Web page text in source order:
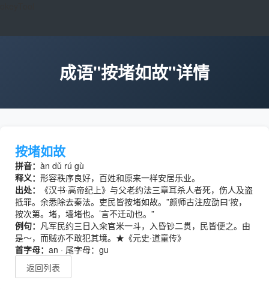
成语"按堵如故"详情
按堵如故
拼音： àn dǔ rú gù
释义： 形容秩序良好，百姓和原来一样安居乐业。
出处：
《汉书·高帝纪上》与父老约法三章耳杀人者死，伤人及盗
抵罪。余悉除去秦法。吏民皆按堵如故。”颜师古注应劭曰‘按，
按次第。堵，墙堵也。’言不迁动也。”
例句： 凡军民约三日入籴官米一斗，入昏钞二贯，民皆便之。由
是～，而贼亦不敢犯其境。★《元史·道童传》
首字母： an · 尾字母：gu
返回列表